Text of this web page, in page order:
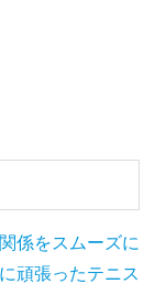
係をスムーズに
頑張ったテニス